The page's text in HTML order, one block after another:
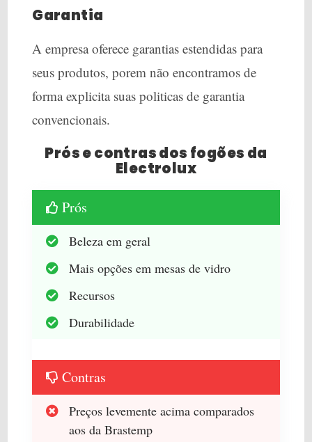
Garantia
A empresa oferece garantias estendidas para
seus produtos, porem não encontramos de
forma explicita suas politicas de garantia
convencionais.
Prós e contras dos fogões da
Electrolux
Prós
Beleza em geral
Mais opções em mesas de vidro
Recursos
Durabilidade
Contras
Preços levemente acima comparados
aos da Brastemp